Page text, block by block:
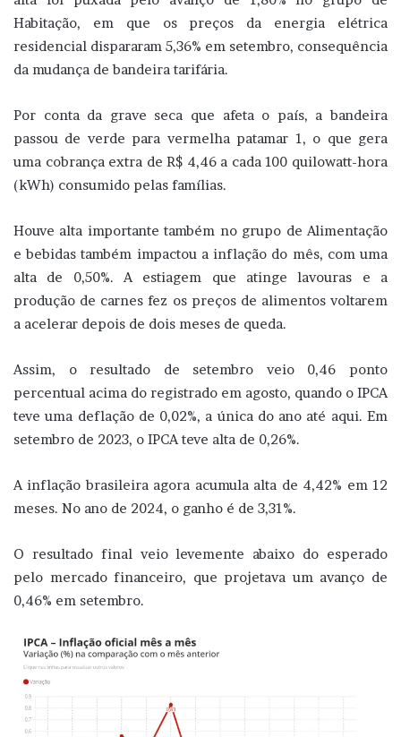
Habitação, em que os preços da energia elétrica
residencial dispararam 5,36% em setembro, consequência
da mudança de bandeira tarifária.
Por conta da grave seca que afeta o país, a bandeira
passou de verde para vermelha patamar 1, o que gera
uma cobrança extra de R$ 4,46 a cada 100 quilowatt-hora
(kWh) consumido pelas famílias.
Houve alta importante também no grupo de Alimentação
e bebidas também impactou a inflação do mês, com uma
alta de 0,50%. A estiagem que atinge lavouras e a
produção de carnes fez os preços de alimentos voltarem
a acelerar depois de dois meses de queda.
Assim, o resultado de setembro veio 0,46 ponto
percentual acima do registrado em agosto, quando o IPCA
teve uma deflação de 0,02%, a única do ano até aqui. Em
setembro de 2023, o IPCA teve alta de 0,26%.
A inflação brasileira agora acumula alta de 4,42% em 12
meses. No ano de 2024, o ganho é de 3,31%.
O resultado final veio levemente abaixo do esperado
pelo mercado financeiro, que projetava um avanço de
0,46% em setembro.